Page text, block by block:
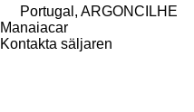
Portugal, ARGONCILHE
Manaiacar
Kontakta säljaren